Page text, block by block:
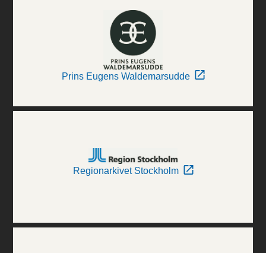
Prins Eugens Waldemarsudde
Regionarkivet Stockholm